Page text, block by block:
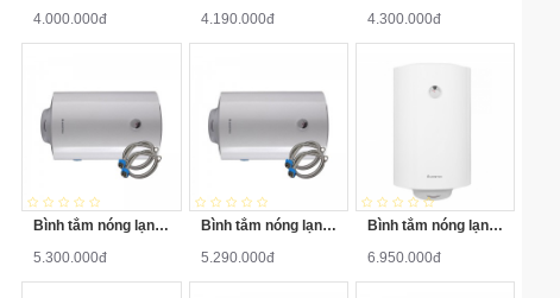
4.000.000đ
4.190.000đ
4.300.000đ
Bình tắm nóng lạnh Ariston PRO-R80V 2.5FE 80 Lít
5.300.000đ
Bình tắm nóng lạnh Ariston PRO-R80H 2.5FE 80 Lít
5.290.000đ
Bình tắm nóng lạnh Ariston PRO-R100V 2.5FE 100 Lít
6.950.000đ